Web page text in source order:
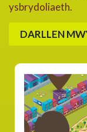
ysbrydoliaeth.
DARLLEN